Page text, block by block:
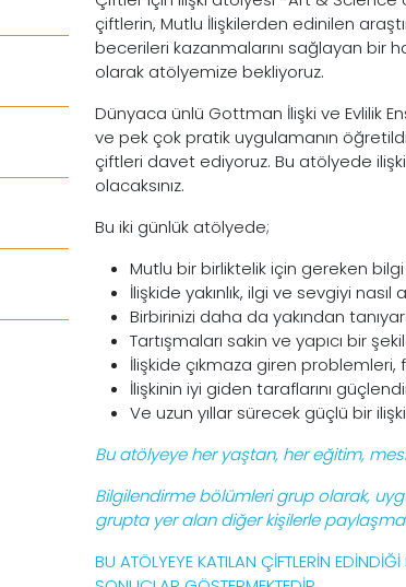
çiftlerin, Mutlu İlişkilerden edinilen
becerileri kazanmalarını sağlayan bir
olarak atölyemize bekliyoruz.
Dünyaca ünlü Gottman İlişki ve Evlilik
ve pek çok pratik uygulamanın
çiftleri davet ediyoruz. Bu atölyede
olacaksınız.
Bu iki günlük atölyede;
Mutlu bir birliktelik için gereken
İlişkide yakınlık, ilgi ve sevgiyi
Birbirinizi daha da yakından
Tartışmaları sakin ve yapıcı bir
İlişkide çıkmaza giren problemleri,
İlişkinin iyi giden taraflarını
Ve uzun yıllar sürecek güçlü bir
Bu atölyeye her yaştan, her eğitim,
Bilgilendirme bölümleri grup olarak,
grupta yer alan diğer kişilerle
BU ATÖLYEYE KATILAN ÇİFTLERİN